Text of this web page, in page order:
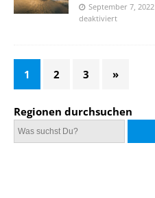
September 7, 2022
deaktiviert
1 2 3 »
Regionen durchsuchen